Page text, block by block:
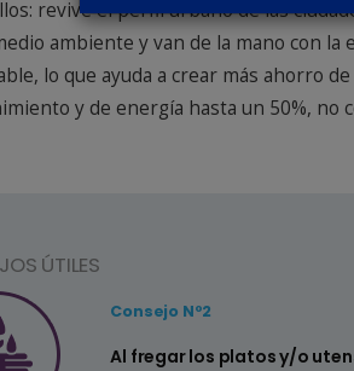
revive el perfil urbano de las
ambiente y van de la mano con
lo que ayuda a crear más ahorro
y de energía hasta un 50%, no
ÚTILES
y/o utensilios de cocina no dejar